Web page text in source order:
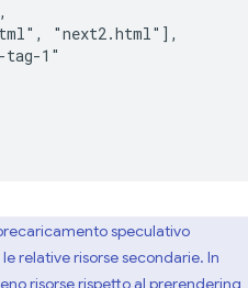
"next2.html"],
1"
speculativo
relative risorse secondarie. In
risorse rispetto al prerendering